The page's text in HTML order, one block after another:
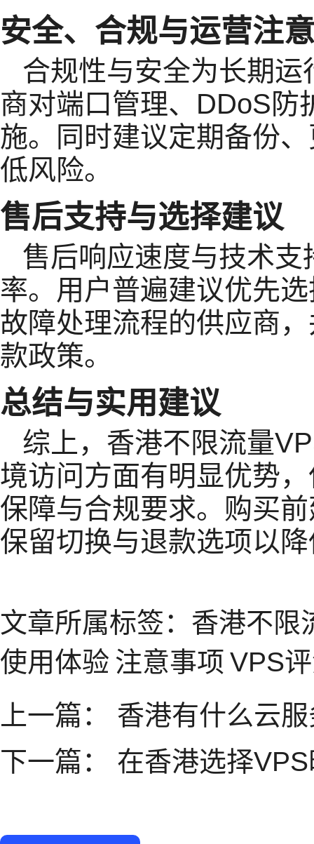
安全、合规与运营注
合规性与安全为长期
商对端口管理、DDoS防
施。同时建议定期备份
低风险。
售后支持与选择建议
售后响应速度与技术
率。用户普遍建议优先
故障处理流程的供应商
款政策。
总结与实用建议
综上，香港不限流量
境访问方面有明显优势
保障与合规要求。购买
保留切换与退款选项以
文章所属标签： 香港不限
使用体验 注意事项 VPS
上一篇：
香港有什么云
下一篇：
在香港选择